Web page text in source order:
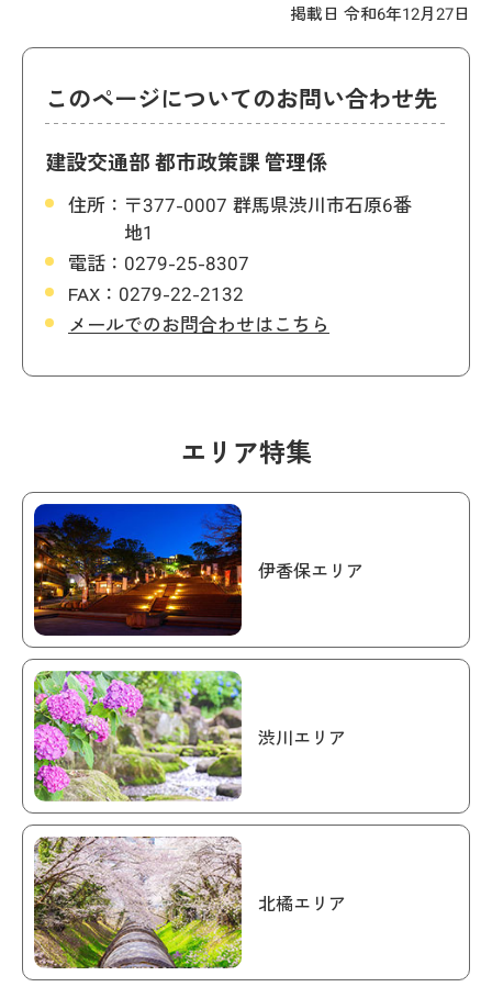
掲載日 令和6年12月27日
このページについてのお問い合わせ先
建設交通部 都市政策課 管理係
住所： 〒377-0007 群馬県渋川市石原6番
地1
電話： 0279-25-8307
FAX： 0279-22-2132
メールでのお問合わせはこちら
エリア特集
伊香保エリア
渋川エリア
北橘エリア